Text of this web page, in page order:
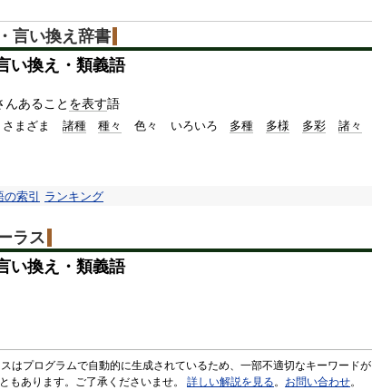
言い換え辞書
い換え・類義語
んあること を表す語
さまざま 諸種 種々 色々 いろいろ 多種 多様 多彩 諸々
の索引 ランキング
ラス
い換え・類義語
はプログラムで自動的に生成されているため、一部不適切なキーワードが
もあります。ご了承くださいませ。 詳しい解説を見る 。 お問い合わせ。